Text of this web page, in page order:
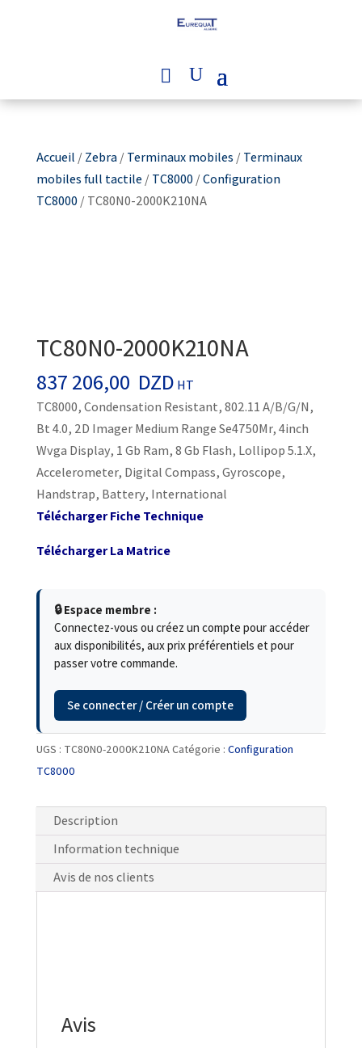
Accueil /Zebra/Terminaux mobiles /Terminaux
mobiles full tactile/TC8000/Configuration
TC8000/ TC80N0-2000K210NA
TC80N0-2000K210NA
837 206,00 DZD HT
TC8000, Condensation Resistant, 802.11 A/B/G/N,
Bt 4.0, 2D Imager Medium Range Se4750Mr, 4inch
Wvga Display, 1 Gb Ram, 8 Gb Flash, Lollipop 5.1.X,
Accelerometer, Digital Compass, Gyroscope,
Handstrap, Battery, International
Télécharger Fiche Technique
Télécharger La Matrice
🔒 Espace membre :
Connectez-vous ou créez un compte pour accéder
aux disponibilités, aux prix préférentiels et pour
passer votre commande.
Se connecter / Créer un compte
UGS : TC80N0-2000K210NACatégorie : Configuration
TC8000
Description
Information technique
Avis de nos clients
Avis